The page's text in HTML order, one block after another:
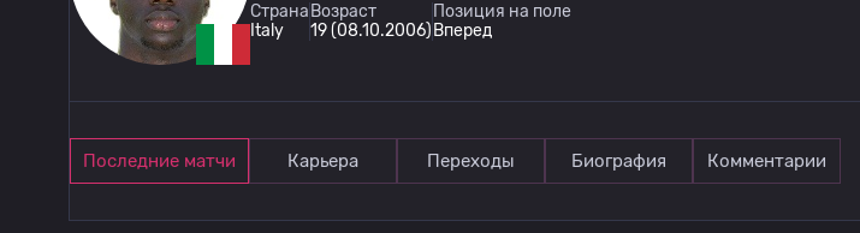
Страна
Italy
Возраст
19 (08.10.2006)
Позиция на поле
Вперед
Последние матчи Карьера Переходы Биография Комментарии